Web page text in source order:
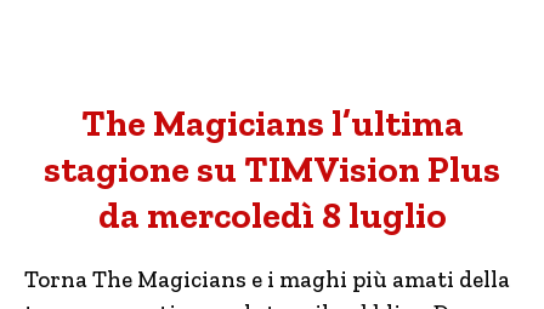
The Magicians l’ultima
stagione su TIMVision Plus
da mercoledì 8 luglio
Torna The Magicians e i maghi più amati della